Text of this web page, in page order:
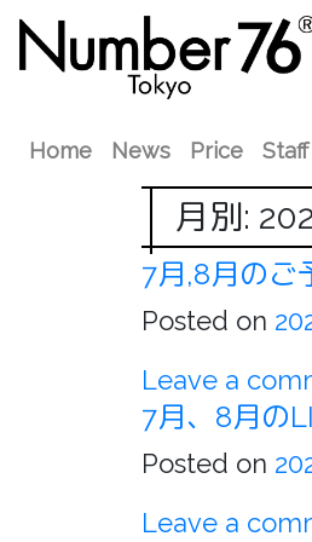
Home News Price Staff
月別:
7月,8月のご
Posted on
Leave a
7月、8月の
Posted on
Leave a